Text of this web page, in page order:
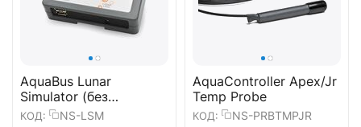
AquaBus Lunar
Simulator (без
светодиода)
КОД: NS-LSM
AquaController Apex/Jr
Temp Probe
КОД: NS-PRBTMPJR